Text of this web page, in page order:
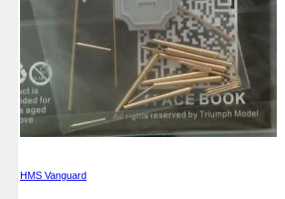
HMS Vanguard